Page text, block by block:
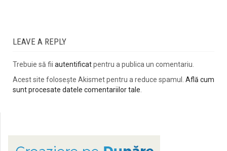
LEAVE A REPLY
Trebuie să fii autentificatpentru a publica un comentariu.
Acest site folosește Akismet pentru a reduce spamul. Află cum
sunt procesate datele comentariilor tale.